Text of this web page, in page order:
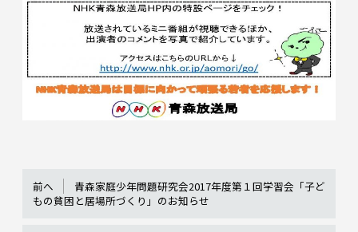
前へ
青森家庭少年問題研究会2017年度第１回学習会「子ど
もの貧困と居場所づくり」のお知らせ